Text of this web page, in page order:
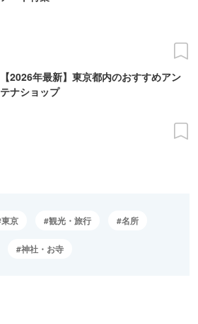
【2026年最新】東京都内のおすすめアン
テナショップ
東京 観光・旅行 名所
神社・お寺